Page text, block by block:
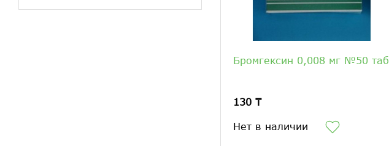
Бромгексин 0,008 мг №50 таб
130 ₸
Нет в наличии